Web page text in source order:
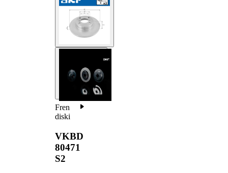
Fren
diski
VKBD
80471
S2